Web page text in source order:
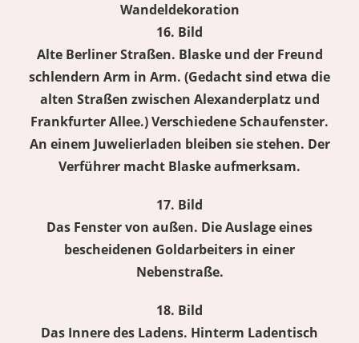
Wandeldekoration
16. Bild
Alte Berliner Straßen. Blaske und der Freund
schlendern Arm in Arm. (Gedacht sind etwa die
alten Straßen zwischen Alexanderplatz und
Frankfurter Allee.) Verschiedene Schaufenster.
An einem Juwelierladen bleiben sie stehen. Der
Verführer macht Blaske aufmerksam.
17. Bild
Das Fenster von außen. Die Auslage eines
bescheidenen Goldarbeiters in einer
Nebenstraße.
18. Bild
Das Innere des Ladens. Hinterm Ladentisch